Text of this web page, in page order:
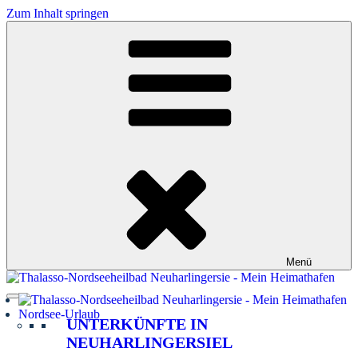
Zum Inhalt springen
Menü
Nordsee-Urlaub
UNTERKÜNFTE IN
NEUHARLINGERSIEL